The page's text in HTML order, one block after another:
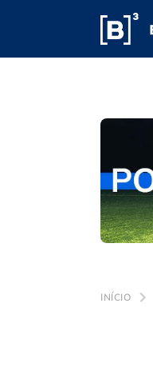
INÍCIO